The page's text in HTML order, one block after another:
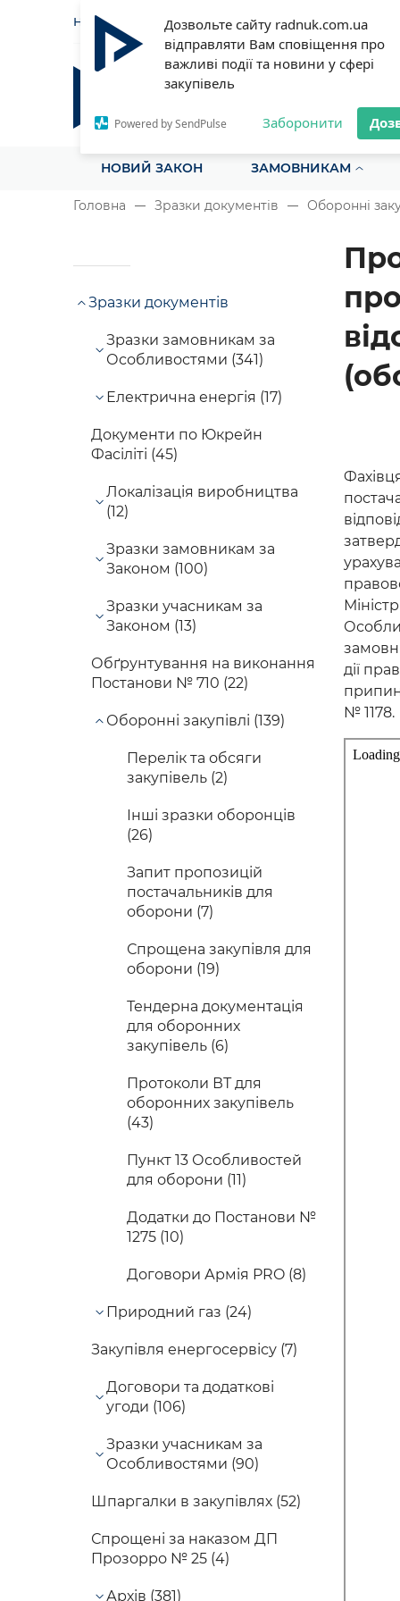
Дозвольте сайту radnuk.com.ua
відправляти Вам сповіщення про
важливі події та новини у сфері
закупівель
Powered by SendPulse Заборонити
НОВИНИ СТАТТІ
Радник у сфері публічних
Все для закупівель на одному порталі
НОВИЙ ЗАКОН ЗАМОВНИКАМ
Головна Зразки документів Оборонні
Зразки документів
Зразки замовникам за
Особливостями (341)
Електрична енергія (17)
Документи по Юкрейн
Фасіліті (45)
Локалізація виробництва
(12)
Зразки замовникам за
Законом (100)
Зразки учасникам за
Законом (13)
Обґрунтування на виконання
Постанови № 710 (22)
Оборонні закупівлі (139)
Перелік та обсяги
закупівель (2)
Інші зразки оборонців
(26)
Запит пропозицій
постачальників для
оборони (7)
Спрощена закупівля для
оборони (19)
Тендерна документація
для оборонних
закупівель (6)
Протоколи ВТ для
оборонних закупівель
(43)
Пункт 13 Особливостей
для оборони (11)
Додатки до Постанови №
1275 (10)
Договори Армія PRO (8)
Природний газ (24)
Закупівля енергосервісу (7)
Договори та додаткові
угоди (106)
Зразки учасникам за
Особливостями (90)
Шпаргалки в закупівлях (52)
Спрощені за наказом ДП
Прозорро № 25 (4)
Архів (381)
дії
№ 1178.